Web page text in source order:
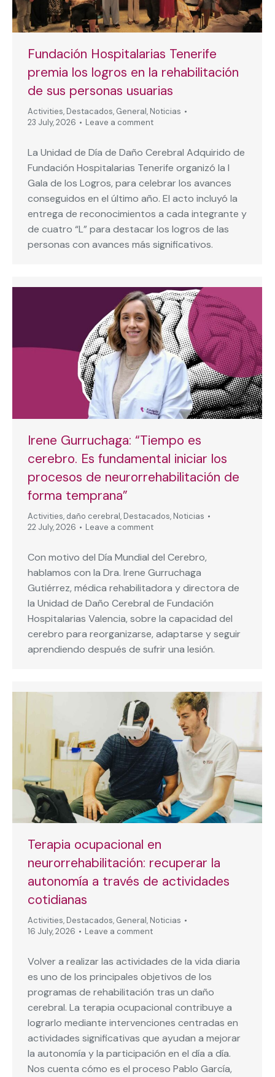
Fundación Hospitalarias Tenerife
premia los logros en la rehabilitación
de sus personas usuarias
Activities, Destacados, General, Noticias
23 July, 2026
Leave a comment
La Unidad de Día de Daño Cerebral Adquirido de
Fundación Hospitalarias Tenerife organizó la I
Gala de los Logros, para celebrar los avances
conseguidos en el último año. El acto incluyó la
entrega de reconocimientos a cada integrante y
de cuatro “L” para destacar los logros de las
personas con avances más significativos.
Irene Gurruchaga: “Tiempo es
cerebro. Es fundamental iniciar los
procesos de neurorrehabilitación de
forma temprana”
Activities, daño cerebral, Destacados, Noticias
22 July, 2026
Leave a comment
Con motivo del Día Mundial del Cerebro,
hablamos con la Dra. Irene Gurruchaga
Gutiérrez, médica rehabilitadora y directora de
la Unidad de Daño Cerebral de Fundación
Hospitalarias Valencia, sobre la capacidad del
cerebro para reorganizarse, adaptarse y seguir
aprendiendo después de sufrir una lesión.
Terapia ocupacional en
neurorrehabilitación: recuperar la
autonomía a través de actividades
cotidianas
Activities, Destacados, General, Noticias
16 July, 2026
Leave a comment
Volver a realizar las actividades de la vida diaria
es uno de los principales objetivos de los
programas de rehabilitación tras un daño
cerebral. La terapia ocupacional contribuye a
lograrlo mediante intervenciones centradas en
actividades significativas que ayudan a mejorar
la autonomía y la participación en el día a día.
Nos cuenta cómo es el proceso Pablo García,